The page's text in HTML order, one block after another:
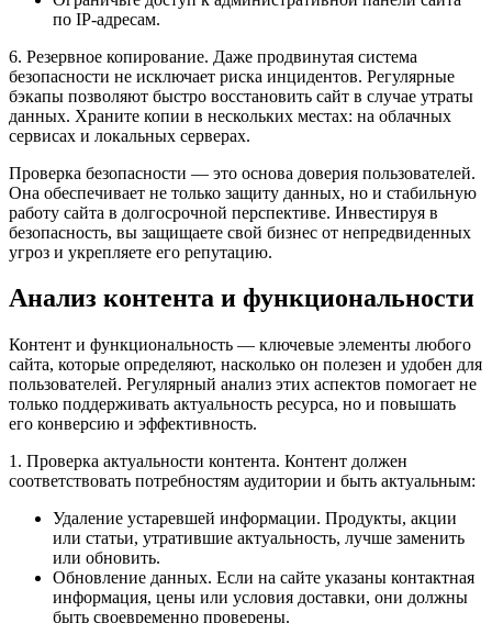
по IP-адресам.
6. Резервное копирование. Даже продвинутая система
безопасности не исключает риска инцидентов. Регулярные
бэкапы позволяют быстро восстановить сайт в случае утраты
данных. Храните копии в нескольких местах: на облачных
сервисах и локальных серверах.
Проверка безопасности — это основа доверия пользователей.
Она обеспечивает не только защиту данных, но и стабильную
работу сайта в долгосрочной перспективе. Инвестируя в
безопасность, вы защищаете свой бизнес от непредвиденных
угроз и укрепляете его репутацию.
Анализ контента и функциональности
Контент и функциональность — ключевые элементы любого
сайта, которые определяют, насколько он полезен и удобен для
пользователей. Регулярный анализ этих аспектов помогает не
только поддерживать актуальность ресурса, но и повышать
его конверсию и эффективность.
1. Проверка актуальности контента. Контент должен
соответствовать потребностям аудитории и быть актуальным:
Удаление устаревшей информации. Продукты, акции
или статьи, утратившие актуальность, лучше заменить
или обновить.
Обновление данных. Если на сайте указаны контактная
информация, цены или условия доставки, они должны
быть своевременно проверены.